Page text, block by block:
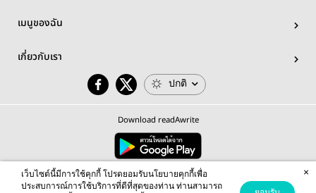
เมนูของฉัน
เกี่ยวกับเรา
ปกติ
Download readAwrite
© 2026 readAwrite.com by MEB Corporation Public Company Limited
This site is protected by reCAPTCHA and the Google Privacy Policy Terms of Serviceapply.
เว็บไซต์นี้มีการใช้คุกกี้ โปรดยอมรับนโยบายคุกกี้เพื่อ
ประสบการณ์การใช้บริการที่ดีที่สุดของท่าน ท่านสามารถ
×